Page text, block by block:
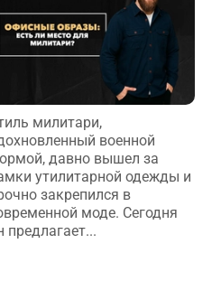
милитари,
военной
давно вышел за
утилитарной одежды и
закрепился в
моде. Сегодня
предлагает...